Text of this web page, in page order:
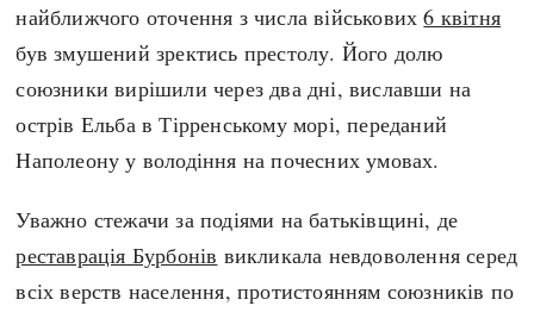
найближчого оточення з числа військових6 квітня
був змушений зректись престолу. Його долю
союзники вирішили через два дні, виславши на
острів Ельба в Тірренському морі, переданий
Наполеону у володіння на почесних умовах.
Уважно стежачи за подіями на батьківщині, де
реставрація Бурбонів викликала невдоволення серед
всіх верств населення, протистоянням союзників по